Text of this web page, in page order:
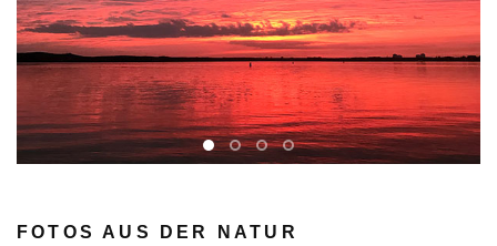
FOTOS AUS DER NATUR